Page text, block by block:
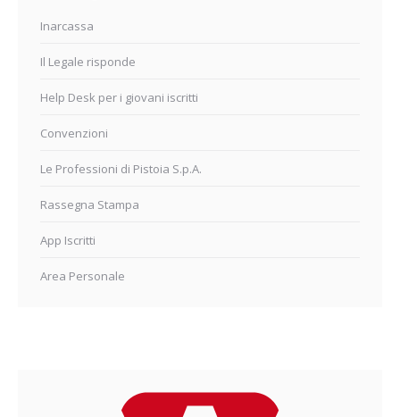
Inarcassa
Il Legale risponde
Help Desk per i giovani iscritti
Convenzioni
Le Professioni di Pistoia S.p.A.
Rassegna Stampa
App Iscritti
Area Personale